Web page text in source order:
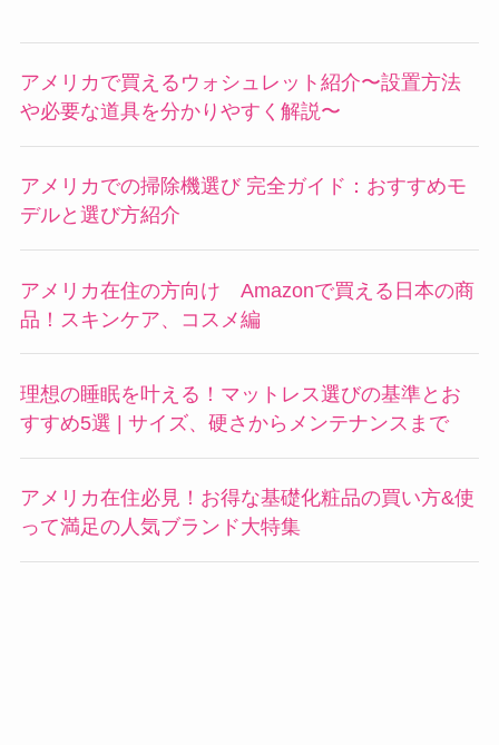
アメリカで買えるウォシュレット紹介〜設置方法
や必要な道具を分かりやすく解説〜
アメリカでの掃除機選び 完全ガイド：おすすめモ
デルと選び方紹介
アメリカ在住の方向け Amazonで買える日本の商
品！スキンケア、コスメ編
理想の睡眠を叶える！マットレス選びの基準とお
すすめ5選 | サイズ、硬さからメンテナンスまで
アメリカ在住必見！お得な基礎化粧品の買い方&使
って満足の人気ブランド大特集